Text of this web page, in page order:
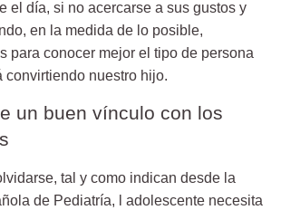
el día, si no acercarse a sus gustos y
en la medida de lo posible,
para conocer mejor el tipo de persona
convirtiendo nuestro hijo.
un buen vínculo con los
tal y como indican desde la
de Pediatría, l adolescente necesita